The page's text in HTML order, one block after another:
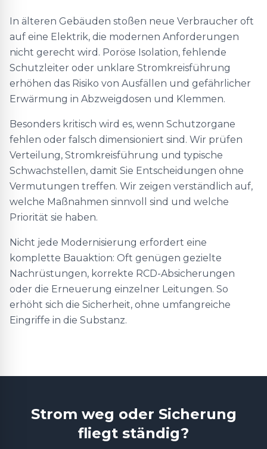
In älteren Gebäuden stoßen neue Verbraucher oft
auf eine Elektrik, die modernen Anforderungen
nicht gerecht wird. Poröse Isolation, fehlende
Schutzleiter oder unklare Stromkreisführung
erhöhen das Risiko von Ausfällen und gefährlicher
Erwärmung in Abzweigdosen und Klemmen.
Besonders kritisch wird es, wenn Schutzorgane
fehlen oder falsch dimensioniert sind. Wir prüfen
Verteilung, Stromkreisführung und typische
Schwachstellen, damit Sie Entscheidungen ohne
Vermutungen treffen. Wir zeigen verständlich auf,
welche Maßnahmen sinnvoll sind und welche
Priorität sie haben.
Nicht jede Modernisierung erfordert eine
komplette Bauaktion: Oft genügen gezielte
Nachrüstungen, korrekte RCD-Absicherungen
oder die Erneuerung einzelner Leitungen. So
erhöht sich die Sicherheit, ohne umfangreiche
Eingriffe in die Substanz.
Strom weg oder Sicherung
fliegt ständig?